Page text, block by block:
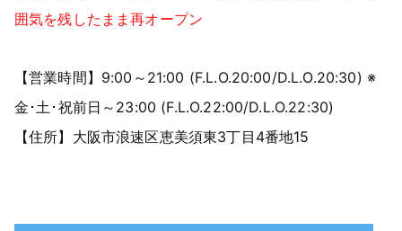
囲気を残したまま再オープン
【営業時間】9:00～21:00 (F.L.O.20:00/D.L.O.20:30) ※
金･土･祝前日～23:00 (F.L.O.22:00/D.L.O.22:30)
【住所】大阪市浪速区恵美須東3丁目4番地15